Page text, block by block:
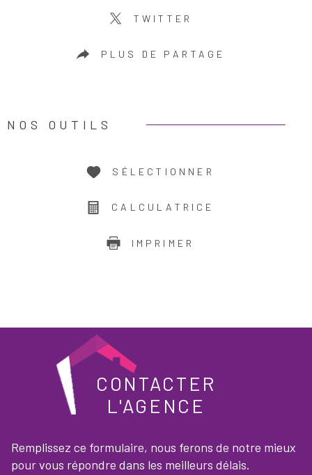
TWITTER
PLUS DE PARTAGE
NOS OUTILS
SÉLECTIONNER
CALCULATRICE
IMPRIMER
CONTACTER
L'AGENCE
Remplissez ce formulaire, nous ferons de notre mieux
pour vous répondre dans les meilleurs délais.